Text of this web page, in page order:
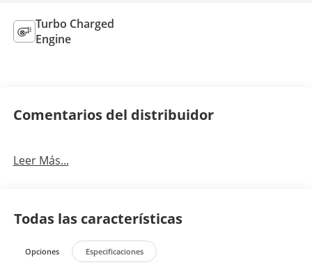
Turbo Charged
Engine
Comentarios del distribuidor
Leer Más...
Todas las características
Opciones Especificaciones